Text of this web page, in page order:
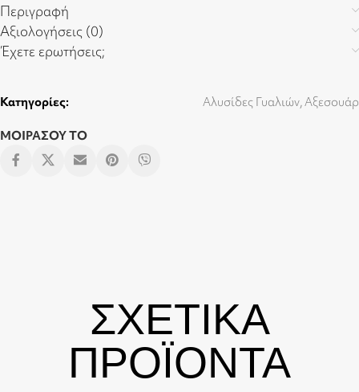
Περιγραφή
Αξιολογήσεις (0)
Έχετε ερωτήσεις;
Κατηγορίες: Αλυσίδες Γυαλιών,Αξεσουάρ
ΜΟΙΡΑΣΟΥ ΤΟ
ΣΧΕΤΙΚΑ
ΠΡΟΪΟΝΤΑ